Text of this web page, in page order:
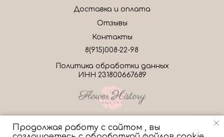
Продолжая работу с сайтом , вы
Контакты
8(915)008-22-98
Доставка и оплата
Отзывы
Политика обработки данных
ИНН 231800667689